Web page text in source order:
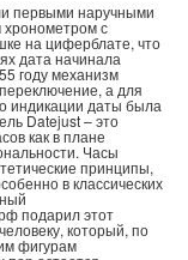
первыми наручными
с
на циферблате, что
дата начинала
году механизм
а для
индикации даты была
Datejust – это
как в плане
Часы
принципы,
в классических
подарил этот
который, по
фигурам